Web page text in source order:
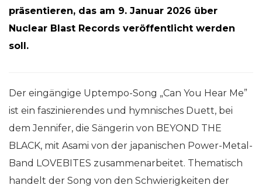
präsentieren, das am 9. Januar 2026 über
Nuclear Blast Records veröffentlicht werden
soll.
Der eingängige Uptempo-Song „Can You Hear Me”
ist ein faszinierendes und hymnisches Duett, bei
dem Jennifer, die Sängerin von BEYOND THE
BLACK, mit Asami von der japanischen Power-Metal-
Band LOVEBITES zusammenarbeitet. Thematisch
handelt der Song von den Schwierigkeiten der